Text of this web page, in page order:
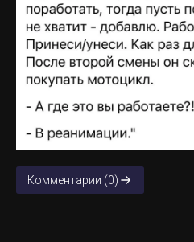
Комментарии (0)